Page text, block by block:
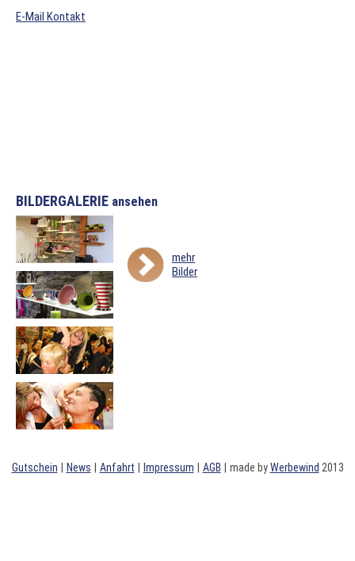
E-Mail Kontakt
BILDERGALERIE ansehen
mehr
Bilder
Gutschein News Anfahrt Impressum AGB made byWerbewind 2013